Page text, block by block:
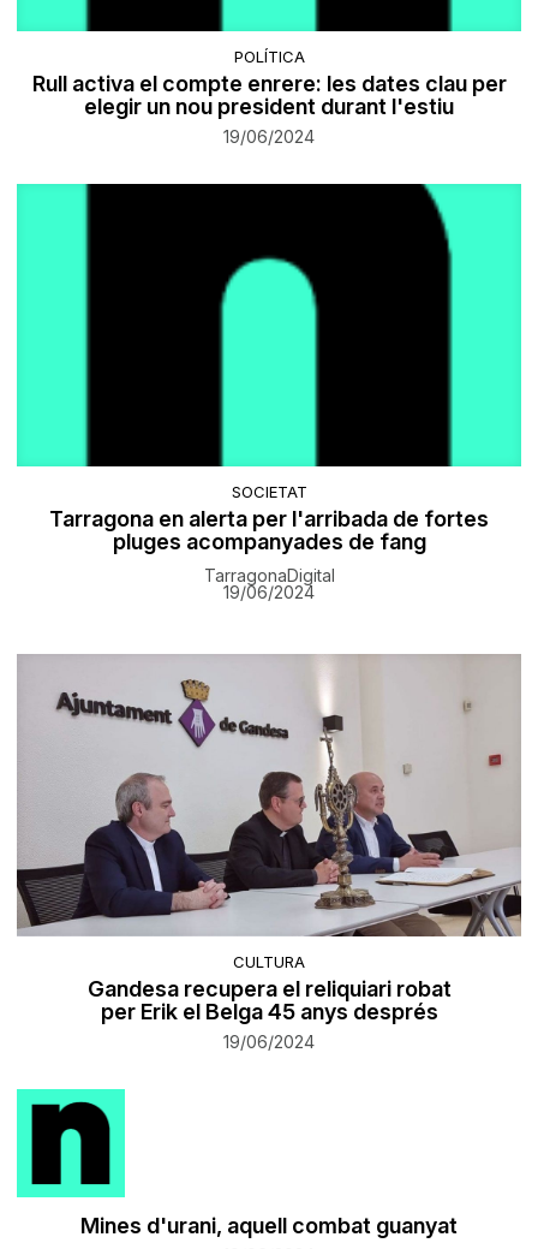
POLÍTICA
Rull activa el compte enrere: les dates clau per
elegir un nou president durant l'estiu
19/06/2024
SOCIETAT
Tarragona en alerta per l'arribada de fortes
pluges acompanyades de fang
TarragonaDigital
19/06/2024
CULTURA
Gandesa recupera el reliquiari robat
per Erik el Belga 45 anys després
19/06/2024
Mines d'urani, aquell combat guanyat